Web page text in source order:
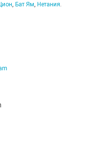
, Бат Ям, Нетания.